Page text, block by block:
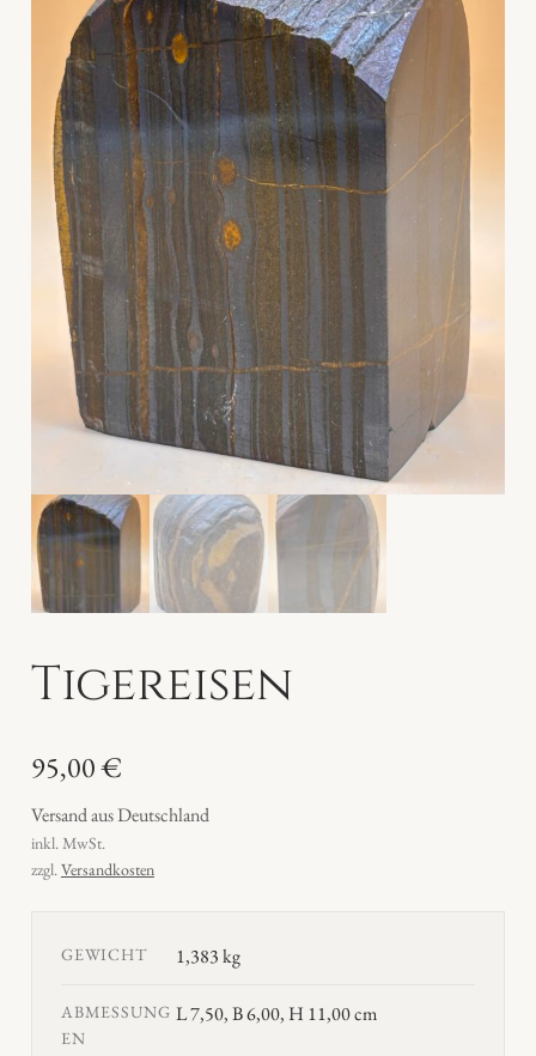
Tigereisen
95,00€
Versand aus Deutschland
inkl. MwSt.
zzgl.Versandkosten
GEWICHT 1,383 kg
ABMESSUNG
EN
L 7,50, B 6,00, H 11,00 cm